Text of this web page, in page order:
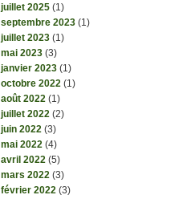
juillet 2025 (1)
septembre 2023 (1)
juillet 2023 (1)
mai 2023 (3)
janvier 2023 (1)
octobre 2022 (1)
août 2022 (1)
juillet 2022 (2)
juin 2022 (3)
mai 2022 (4)
avril 2022 (5)
mars 2022 (3)
février 2022 (3)